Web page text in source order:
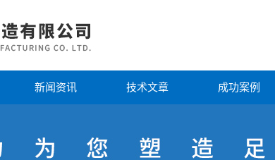
新闻资讯 技术文章 成功案例